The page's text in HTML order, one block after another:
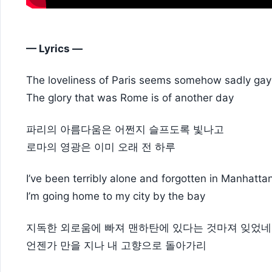
— Lyrics —
The loveliness of Paris seems somehow sadly gay
The glory that was Rome is of another day
파리의 아름다움은 어쩐지 슬프도록 빛나고
로마의 영광은 이미 오래 전 하루
I’ve been terribly alone and forgotten in
I’m going home to my city by the bay
지독한 외로움에 빠져 맨하탄에 있다는 것마져 잊었네
언젠가 만을 지나 내 고향으로 돌아가리